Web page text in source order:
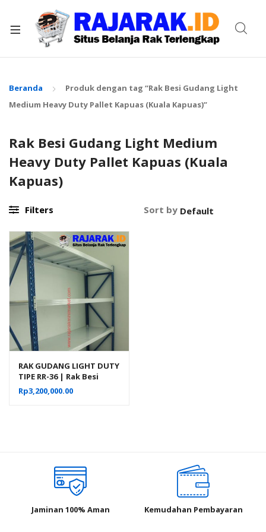
Beranda
Produk dengan tag “Rak Besi Gudang Light
Medium Heavy Duty Pallet Kapuas (Kuala Kapuas)”
Rak Besi Gudang Light Medium
Heavy Duty Pallet Kapuas (Kuala
Kapuas)
Filters Sort by
RAK GUDANG LIGHT DUTY
TIPE RR-36 | Rak Besi
Susun Serbaguna
Rp3,200,000.00
Jaminan 100% Aman Kemudahan Pembayaran